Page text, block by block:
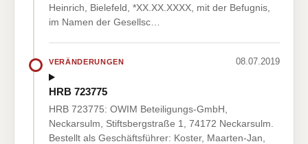
Heinrich, Bielefeld, *XX.XX.XXXX, mit der Befugnis,
im Namen der Gesellsc…
VERÄNDERUNGEN 08.07.2019
HRB 723775
HRB 723775: OWIM Beteiligungs-GmbH,
Neckarsulm, Stiftsbergstraße 1, 74172 Neckarsulm.
Bestellt als Geschäftsführer: Koster, Maarten-Jan,